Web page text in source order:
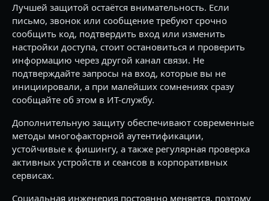
Лучшей защитой остаётся внимательность. Если
письмо, звонок или сообщение требуют срочно
сообщить код, подтвердить вход или изменить
настройки доступа, стоит остановиться и проверить
информацию через другой канал связи. Не
подтверждайте запросы на вход, которые вы не
инициировали, а при малейших сомнениях сразу
сообщайте об этом в ИТ-службу.
Дополнительную защиту обеспечивают современные
методы многофакторной аутентификации,
устойчивые к фишингу, а также регулярная проверка
активных устройств и сеансов в корпоративных
сервисах.
Социальная инженерия постоянно меняется, поэтому